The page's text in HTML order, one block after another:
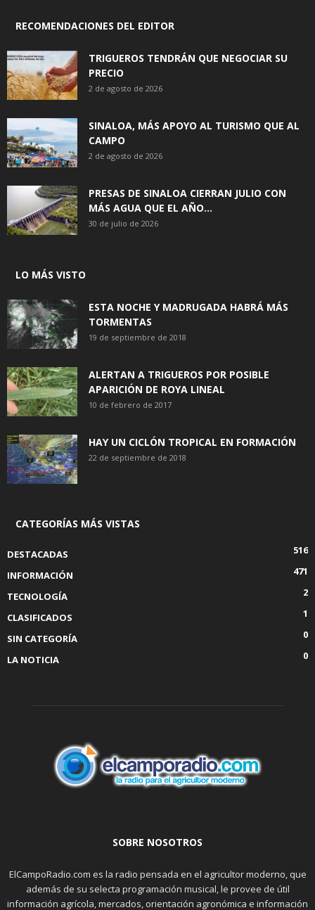
RECOMENDACIONES DEL EDITOR
TRIGUEROS TENDRÁN QUE NEGOCIAR SU
PRECIO
2 de agosto de 2026
SINALOA, MÁS APOYO AL TURISMO QUE AL
CAMPO
2 de agosto de 2026
PRESAS DE SINALOA CIERRAN JULIO CON
MÁS AGUA QUE EL AÑO...
30 de julio de 2026
LO MÁS VISTO
ESTA NOCHE Y MADRUGADA HABRÁ MÁS
TORMENTAS
19 de septiembre de 2018
ALERTAN A TRIGUEROS POR POSIBLE
APARICIÓN DE ROYA LINEAL
10 de febrero de 2017
HAY UN CICLÓN TROPICAL EN FORMACIÓN
22 de septiembre de 2018
CATEGORÍAS MÁS VISTAS
DESTACADAS
516
INFORMACIÓN
471
TECNOLOGÍA
2
CLASIFICADOS
1
SIN CATEGORÍA
0
LA NOTICIA
0
SOBRE NOSOTROS
ElCampoRadio.com es la radio pensada en el agricultor moderno, que
además de su selecta programación musical, le provee de útil
información agrícola, mercados, orientación agronómica e información